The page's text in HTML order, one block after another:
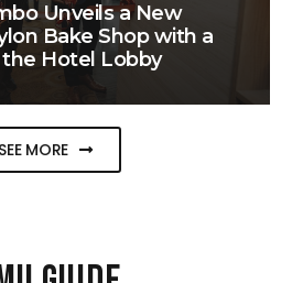
Unveils a New
Bake Shop with a
Hotel Lobby
SEE MORE